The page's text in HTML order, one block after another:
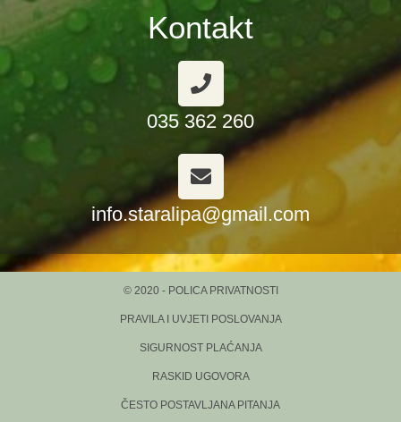
Kontakt
035 362 260
info.staralipa@gmail.com
© 2020 - POLICA PRIVATNOSTI
PRAVILA I UVJETI POSLOVANJA
SIGURNOST PLAĆANJA
RASKID UGOVORA
ČESTO POSTAVLJANA PITANJA